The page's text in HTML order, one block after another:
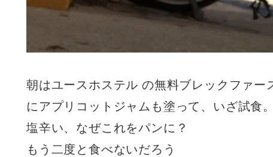
朝はユースホステル の無料ブレックファ
にアプリコットジャムも塗って、いざ試食。
塩辛い、なぜこれをパンに？
もう二度と食べないだろう